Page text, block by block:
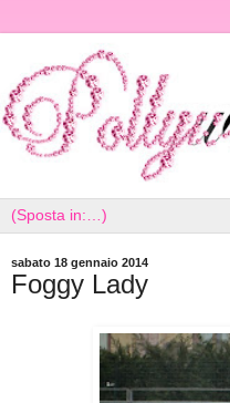
sabato 18 gennaio 2014
Foggy Lady